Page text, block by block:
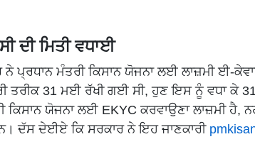
ਦੀ ਮਿਤੀ ਵਧਾਈ
ਪ੍ਰਧਾਨ ਮੰਤਰੀ ਕਿਸਾਨ ਯੋਜਨਾ ਲਈ ਲਾਜ਼ਮੀ ਈ-
ਤਰੀਕ 31 ਮਈ ਰੱਖੀ ਗਈ ਸੀ, ਹੁਣ ਇਸ ਨੂੰ ਵਧਾ ਕੇ
ਕਿਸਾਨ ਯੋਜਨਾ ਲਈ EKYC ਕਰਵਾਉਣਾ ਲਾਜ਼ਮੀ ਹੈ,
ਦੱਸ ਦੇਈਏ ਕਿ ਸਰਕਾਰ ਨੇ ਇਹ ਜਾਣਕਾਰੀ